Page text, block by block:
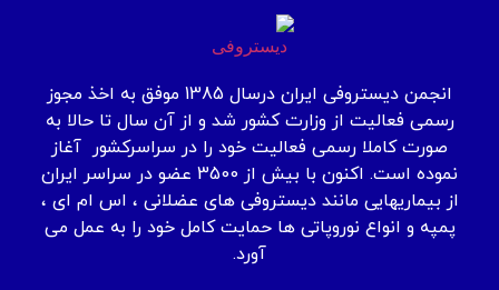
انجمن دیستروفی ایران درسال 1385 موفق به اخذ مجوز
رسمی فعالیت از وزارت کشور شد و از آن سال تا حالا به
صورت کاملا رسمی فعالیت خود را در سراسرکشور آغاز
نموده است. اکنون با بیش از 3500 عضو در سراسر ایران
از بیماریهایی مانند دیستروفی های عضلانی ، اس ام ای ،
پمپه و انواع نوروپاتی ها حمایت کامل خود را به عمل می
آورد.